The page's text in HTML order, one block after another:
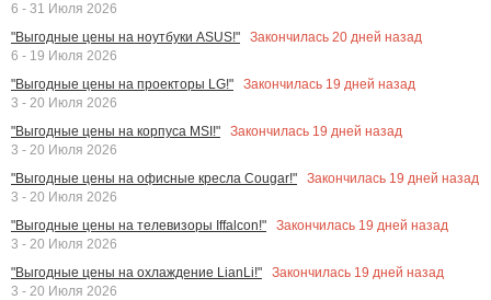
6 - 31 Июля 2026
"Выгодные цены на ноутбуки ASUS!"
Закончилась 20 дней назад
6 - 19 Июля 2026
"Выгодные цены на проекторы LG!"
Закончилась 19 дней назад
3 - 20 Июля 2026
"Выгодные цены на корпуса MSI!"
Закончилась 19 дней назад
3 - 20 Июля 2026
"Выгодные цены на офисные кресла Cougar!"
Закончилась 19 дней назад
3 - 20 Июля 2026
"Выгодные цены на телевизоры Iffalcon!"
Закончилась 19 дней назад
3 - 20 Июля 2026
"Выгодные цены на охлаждение LianLi!"
Закончилась 19 дней назад
3 - 20 Июля 2026